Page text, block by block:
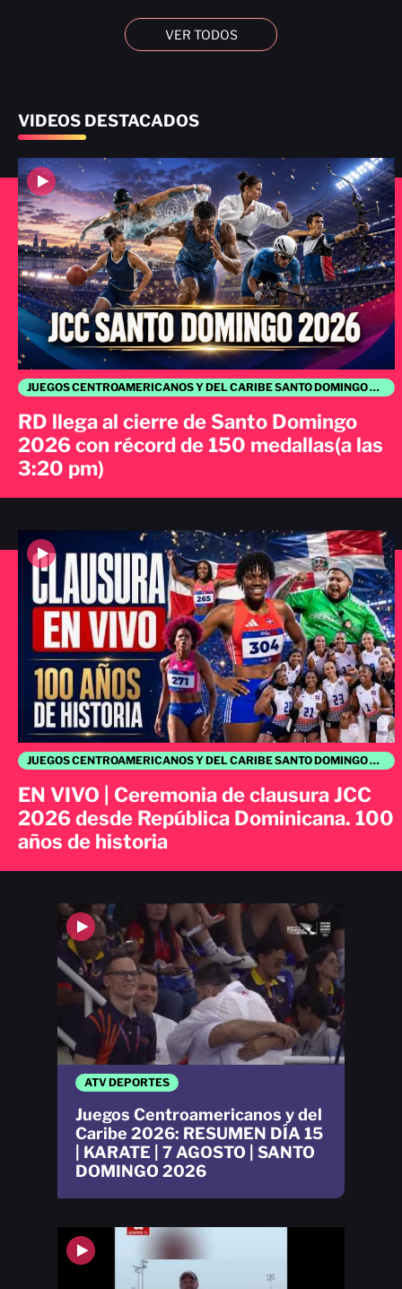
VER TODOS
VIDEOS DESTACADOS
JUEGOS CENTROAMERICANOS Y DEL CARIBE SANTO DOMINGO 2026
EN VIVO | Ceremonia de clausura JCC
2026 desde República Dominicana. 100
años de historia
JUEGOS CENTROAMERICANOS Y DEL CARIBE SANTO DOMINGO 2026
RD llega al cierre de Santo Domingo
2026 con récord de 150 medallas(a las
3:20 pm)
ATV DEPORTES
Juegos Centroamericanos y del
Caribe 2026: RESUMEN DÍA 15
| KARATE | 7 AGOSTO | SANTO
DOMINGO 2026